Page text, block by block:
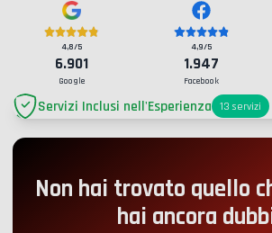
4,8/5
6.901
Google
4,9/5
1.947
Facebook
Servizi Inclusi nell'Esperienza 13 servizi
Parcheggio
Accesso Pit-Lane
Non hai trovato quello
hai ancora